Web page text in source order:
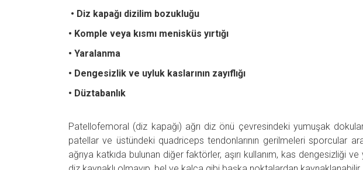
• Diz kapağı dizilim bozukluğu
• Komple veya kısmı menisküs yırtığı
• Yaralanma
• Dengesizlik ve uyluk kaslarının zayıflığı
• Düztabanlık
Patellofemoral (diz kapağı) ağrı diz önü çevresindeki yumuşak
patellar ve üstündeki quadriceps tendonlarının gerilmeleri sporcular
ağrıya katkıda bulunan diğer faktörler, aşırı kullanım, kas dengesizliği